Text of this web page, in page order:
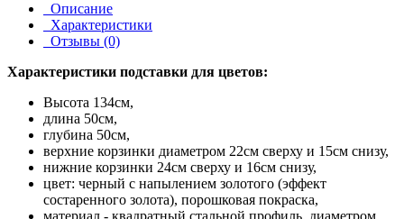
Описание
Характеристики
Отзывы (0)
Характеристики подставки для цветов:
Высота 134см,
длина 50см,
глубина 50см,
верхние корзинки диаметром 22см сверху и 15см снизу,
нижние корзинки 24см сверху и 16см снизу,
цвет: черный с напылением золотого (эффект
состаренного золота), порошковая покраска,